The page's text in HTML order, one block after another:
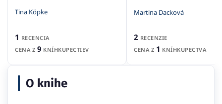
Tina Köpke
1 RECENCIA
CENA Z 9 KNÍHKUPECTIEV
Martina Dacková
2 RECENZIE
CENA Z 1 KNÍHKUPECTVA
O knihe